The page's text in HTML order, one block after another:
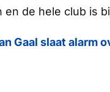
en de hele club is
Gaal slaat alarm